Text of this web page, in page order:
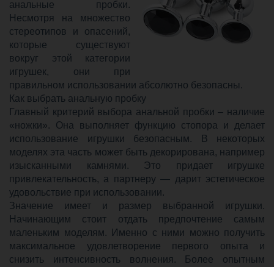
анальные пробки.
Несмотря на множество
стереотипов и опасений,
которые существуют
вокруг этой категории
игрушек, они при
правильном использовании абсолютно безопасны.
Как выбрать анальную пробку
Главный критерий выбора анальной пробки – наличие
«ножки». Она выполняет функцию стопора и делает
использование игрушки безопасным. В некоторых
моделях эта часть может быть декорирована, например
изысканными камнями. Это придает игрушке
привлекательность, а партнеру — дарит эстетическое
удовольствие при использовании.
Значение имеет и размер выбранной игрушки.
Начинающим стоит отдать предпочтение самым
маленьким моделям. Именно с ними можно получить
максимальное удовлетворение первого опыта и
снизить интенсивность волнения. Более опытным